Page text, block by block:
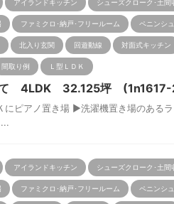
アイランドキッチン シューズクローク･土間
ファミクロ･納戸･フリールーム ペニンシ
北入り玄関 回遊動線 対面式キッチン
間取り例 Ｌ型ＬＤＫ
て 4LDK 32.125坪 (1n1617-
ピアノ置き場 ▶洗濯機置き場のある
アイランドキッチン シューズクローク･土間
ファミクロ･納戸･フリールーム ペニンシ